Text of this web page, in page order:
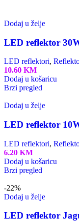
Dodaj u želje
LED reflektor
LED reflektori,
10.60 KM
Dodaj u košaricu
Brzi pregled
Dodaj u želje
LED reflektor
LED reflektori,
6.20 KM
Dodaj u košaricu
Brzi pregled
-22%
Dodaj u želje
LED reflektor